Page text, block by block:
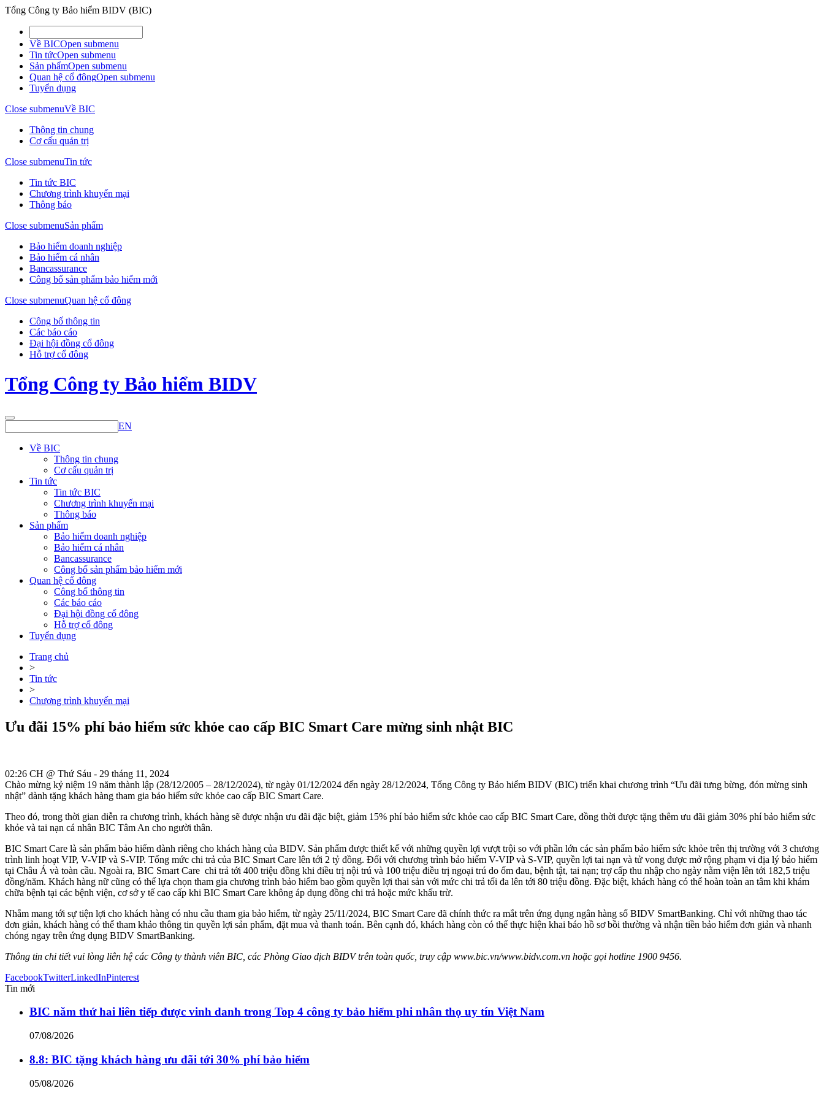
Tổng Công ty Bảo hiểm BIDV (BIC)
Về BICOpen submenu
Tin tứcOpen submenu
Sản phẩmOpen submenu
Quan hệ cổ đôngOpen submenu
Tuyển dụng
Close submenuVề BIC
Thông tin chung
Cơ cấu quản trị
Close submenuTin tức
Tin tức BIC
Chương trình khuyến mại
Thông báo
Close submenuSản phẩm
Bảo hiểm doanh nghiệp
Bảo hiểm cá nhân
Bancassurance
Công bố sản phẩm bảo hiểm mới
Close submenuQuan hệ cổ đông
Công bố thông tin
Các báo cáo
Đại hội đồng cổ đông
Hỗ trợ cổ đông
Tổng Công ty Bảo hiểm BIDV
EN
Về BIC
Thông tin chung
Cơ cấu quản trị
Tin tức
Tin tức BIC
Chương trình khuyến mại
Thông báo
Sản phẩm
Bảo hiểm doanh nghiệp
Bảo hiểm cá nhân
Bancassurance
Công bố sản phẩm bảo hiểm mới
Quan hệ cổ đông
Công bố thông tin
Các báo cáo
Đại hội đồng cổ đông
Hỗ trợ cổ đông
Tuyển dụng
Trang chủ
>
Tin tức
>
Chương trình khuyến mại
Ưu đãi 15% phí bảo hiểm sức khỏe cao cấp BIC Smart Care mừng sinh nhật BIC
02:26 CH @ Thứ Sáu - 29 tháng 11, 2024
Chào mừng kỷ niệm 19 năm thành lập (28/12/2005 – 28/12/2024), từ ngày 01/12/2024 đến ngày 28/12/2024, Tổng Công ty Bảo hiểm BIDV (BIC) triển khai chương trình “Ưu đãi tưng bừng, đón mừng sinh
nhật” dành tặng khách hàng tham gia bảo hiểm sức khỏe cao cấp BIC Smart Care.
Theo đó, trong thời gian diễn ra chương trình, khách hàng sẽ được nhận ưu đãi đặc biệt, giảm 15% phí bảo hiểm sức khỏe cao cấp BIC Smart Care, đồng thời được tặng thêm ưu đãi giảm 30% phí bảo hiểm sức
khỏe và tai nạn cá nhân BIC Tâm An cho người thân.
BIC Smart Care là sản phẩm bảo hiểm dành riêng cho khách hàng của BIDV. Sản phẩm được thiết kế với những quyền lợi vượt trội so với phần lớn các sản phẩm bảo hiểm sức khỏe trên thị trường với 3 chương
trình linh hoạt VIP, V-VIP và S-VIP. Tổng mức chi trả của BIC Smart Care lên tới 2 tỷ đồng. Đối với chương trình bảo hiểm V-VIP và S-VIP, quyền lợi tai nạn và tử vong được mở rộng phạm vi địa lý bảo hiểm
tại Châu Á và toàn cầu. Ngoài ra, BIC Smart Care chi trả tới 400 triệu đồng khi điều trị nội trú và 100 triệu điều trị ngoại trú do ốm đau, bệnh tật, tai nạn; trợ cấp thu nhập cho ngày nằm viện lên tới 182,5 triệu
đồng/năm. Khách hàng nữ cũng có thể lựa chọn tham gia chương trình bảo hiểm bao gồm quyền lợi thai sản với mức chi trả tối đa lên tới 80 triệu đồng. Đặc biệt, khách hàng có thể hoàn toàn an tâm khi khám
chữa bệnh tại các bệnh viện, cơ sở y tế cao cấp khi BIC Smart Care không áp dụng đồng chi trả hoặc mức khấu trừ.
Nhằm mang tới sự tiện lợi cho khách hàng có nhu cầu tham gia bảo hiểm, từ ngày 25/11/2024, BIC Smart Care đã chính thức ra mắt trên ứng dụng ngân hàng số BIDV SmartBanking. Chỉ với những thao tác
đơn giản, khách hàng có thể tham khảo thông tin quyền lợi sản phẩm, đặt mua và thanh toán. Bên cạnh đó, khách hàng còn có thể thực hiện khai báo hồ sơ bồi thường và nhận tiền bảo hiểm đơn giản và nhanh
chóng ngay trên ứng dụng BIDV SmartBanking.
Thông tin chi tiết vui lòng liên hệ các Công ty thành viên BIC, các Phòng Giao dịch BIDV trên toàn quốc, truy cập www.bic.vn/www.bidv.com.vn hoặc gọi hotline 1900 9456.
FacebookTwitterLinkedInPinterest
Tin mới
BIC năm thứ hai liên tiếp được vinh danh trong Top 4 công ty bảo hiểm phi nhân thọ uy tín Việt Nam
07/08/2026
8.8: BIC tặng khách hàng ưu đãi tới 30% phí bảo hiểm
05/08/2026